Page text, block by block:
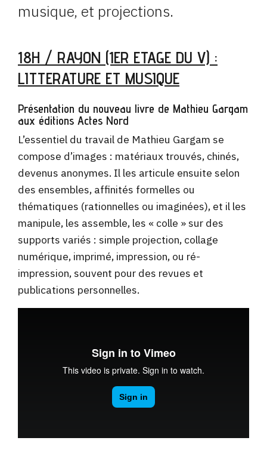
musique, et projections.
18H / RAYON (1ER ETAGE DU V) :
LITTERATURE ET MUSIQUE
Présentation du nouveau livre de Mathieu Gargam
aux éditions Actes Nord
L’essentiel du travail de Mathieu Gargam se
compose d’images : matériaux trouvés, chinés,
devenus anonymes. Il les articule ensuite selon
des ensembles, affinités formelles ou
thématiques (rationnelles ou imaginées), et il les
manipule, les assemble, les « colle » sur des
supports variés : simple projection, collage
numérique, imprimé, impression, ou ré-
impression, souvent pour des revues et
publications personnelles.